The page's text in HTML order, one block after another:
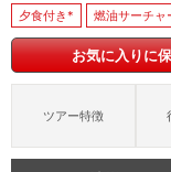
夕食付き*
燃油サーチャ
お気に入りに
ツアー特徴